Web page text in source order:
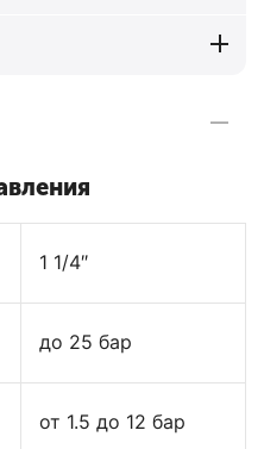
1 1/4″
до 25 бар
от 1.5 до 12 бар